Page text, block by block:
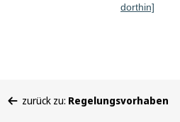
dorthin]
befinden
zurück zu: Regelungsvorhaben